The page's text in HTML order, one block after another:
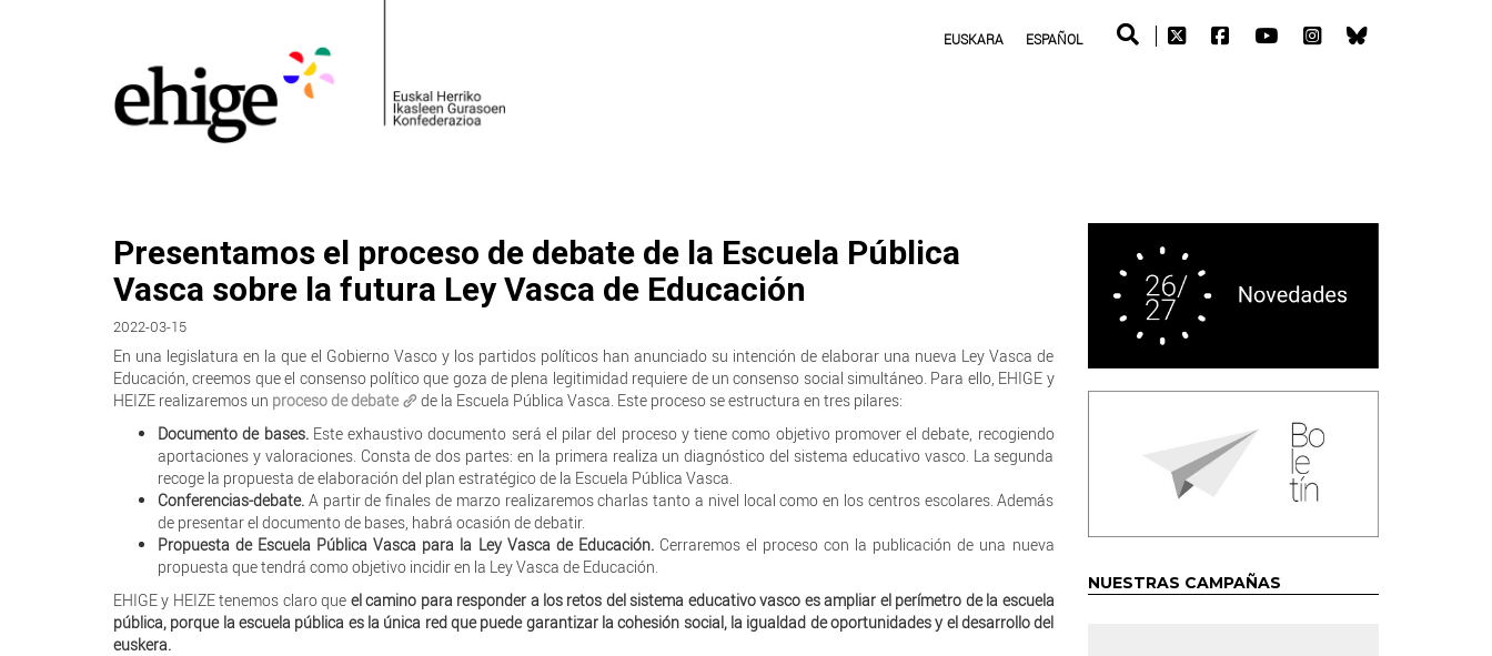
EUSKARA ESPAÑOL
Presentamos el proceso de debate de la Escuela Pública
Vasca sobre la futura Ley Vasca de Educación
2022-03-15
En una legislatura en la que el Gobierno Vasco y los partidos políticos han anunciado su intención de elaborar una nueva Ley Vasca de
Educación, creemos que el consenso político que goza de plena legitimidad requiere de un consenso social simultáneo. Para ello, EHIGE y
HEIZE realizaremos un proceso de debate
de la Escuela Pública Vasca. Este proceso se estructura en tres pilares:
Documento de bases.Este exhaustivo documento será el pilar del proceso y tiene como objetivo promover el debate, recogiendo
aportaciones y valoraciones. Consta de dos partes: en la primera realiza un diagnóstico del sistema educativo vasco. La segunda
recoge la propuesta de elaboración del plan estratégico de la Escuela Pública Vasca.
Conferencias-debate. A partir de finales de marzo realizaremos charlas tanto a nivel local como en los centros escolares. Además
de presentar el documento de bases, habrá ocasión de debatir.
Propuesta de Escuela Pública Vasca para la Ley Vasca de Educación.Cerraremos el proceso con la publicación de una nueva
propuesta que tendrá como objetivo incidir en la Ley Vasca de Educación.
EHIGE y HEIZE tenemos claro que el camino para responder a los retos del sistema educativo vasco es ampliar el perímetro de la escuela
pública, porque la escuela pública es la única red que puede garantizar la cohesión social, la igualdad de oportunidades y el desarrollo del
euskera.
NUESTRAS CAMPAÑAS